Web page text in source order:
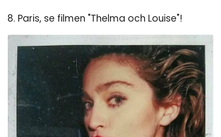
8. Paris, se filmen "Thelma och Louise"!